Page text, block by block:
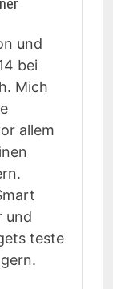
und
bei
Mich
allem
und
teste